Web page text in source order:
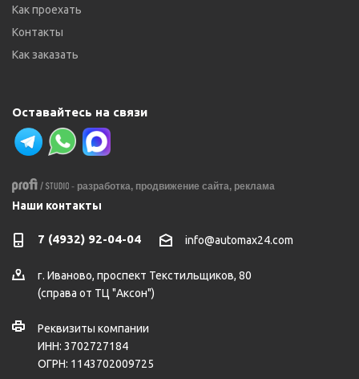
Как проехать
Контакты
Как заказать
Оставайтесь на связи
- разработка, продвижение сайта, реклама
Наши контакты
7 (4932) 92-04-04 info@automax24.com
г. Иваново, проспект Текстильщиков, 80
(справа от ТЦ "Аксон")
Реквизиты компании
ИНН: 3702727184
ОГРН: 1143702009725